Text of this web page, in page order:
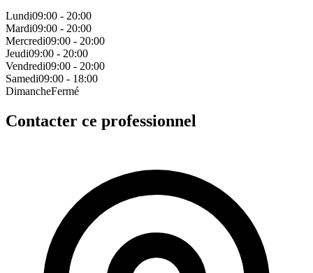
Lundi09:00 - 20:00
Mardi09:00 - 20:00
Mercredi09:00 - 20:00
Jeudi09:00 - 20:00
Vendredi09:00 - 20:00
Samedi09:00 - 18:00
DimancheFermé
Contacter ce professionnel